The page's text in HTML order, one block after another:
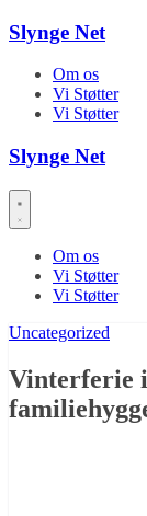
Skip
content
Slynge Net
Om os
Vi Støtter
Vi Støtter
Slynge Net
Om os
Vi Støtter
Vi Støtter
Uncategorized
Vinterferie